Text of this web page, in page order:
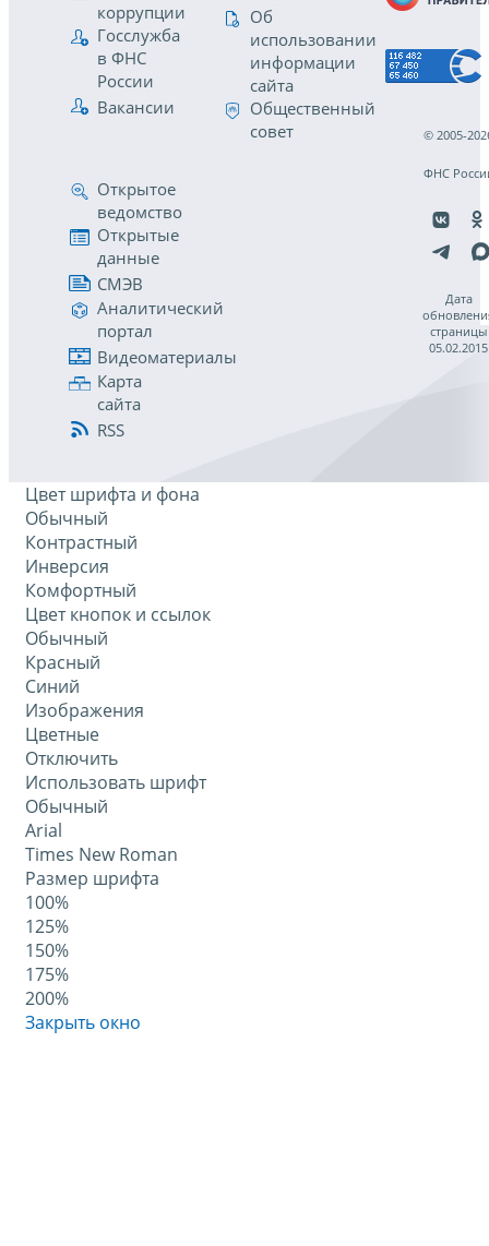
коррупции
Госслужба
в ФНС
России
Вакансии
Об
использовании
информации
сайта
Общественный
совет
Открытое
ведомство
Открытые
данные
СМЭВ
Аналитический
портал
Видеоматериалы
Карта
сайта
RSS
© 2005-
ФНС
Дата
страницы
05.02.2015
Цвет шрифта и фона
Обычный
Контрастный
Инверсия
Комфортный
Цвет кнопок и ссылок
Обычный
Красный
Синий
Изображения
Цветные
Отключить
Использовать шрифт
Обычный
Arial
Times New Roman
Размер шрифта
100%
125%
150%
175%
200%
Закрыть окно